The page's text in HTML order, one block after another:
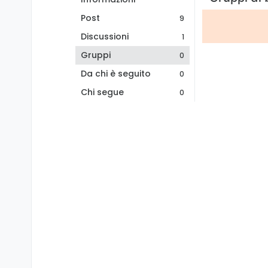
Post
9
Discussioni 1
Gruppi 0
Da chi è seguito 0
Chi segue 0